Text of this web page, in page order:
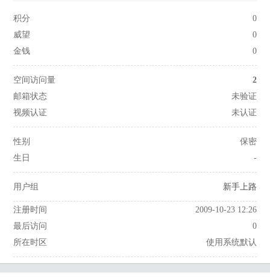
积分
0
威望
0
金钱
0
空间访问量
2
邮箱状态
未验证
视频认证
未认证
性别
保密
生日
-
用户组 新手上路
注册时间
2009-10-23 12:26
最后访问
0
所在时区
使用系统默认